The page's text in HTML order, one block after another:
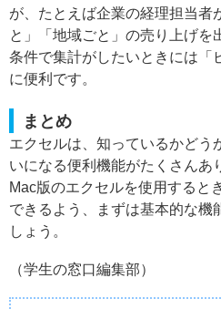
が、たとえば企業の経理担当者
と」「地域ごと」の売り上げを
条件で集計がしたいときには「
に便利です。
まとめ
エクセルは、知っているかどう
いになる便利機能がたくさんあ
Mac版のエクセルを使用すると
できるよう、まずは基本的な機
しょう。
（学生の窓口編集部）